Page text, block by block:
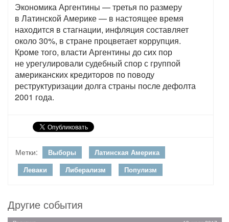
Экономика Аргентины — третья по размеру
в Латинской Америке — в настоящее время
находится в стагнации, инфляция составляет
около 30%, в стране процветает коррупция.
Кроме того, власти Аргентины до сих пор
не урегулировали судебный спор с группой
американских кредиторов по поводу
реструктуризации долга страны после дефолта
2001 года.
Метки: Выборы
Латинская Америка
Леваки
Либерализм Популизм
Другие события